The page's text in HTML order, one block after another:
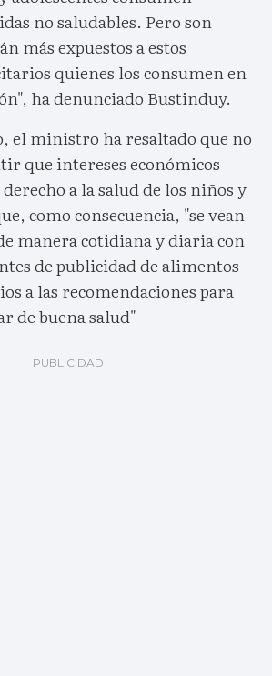
no saludables. Pero son
más expuestos a estos
quienes los consumen en
ha denunciado Bustinduy.
el ministro ha resaltado que no
que intereses económicos
a la salud de los niños y
como consecuencia, "se vean
manera cotidiana y diaria con
de publicidad de alimentos
a las recomendaciones para
de buena salud"